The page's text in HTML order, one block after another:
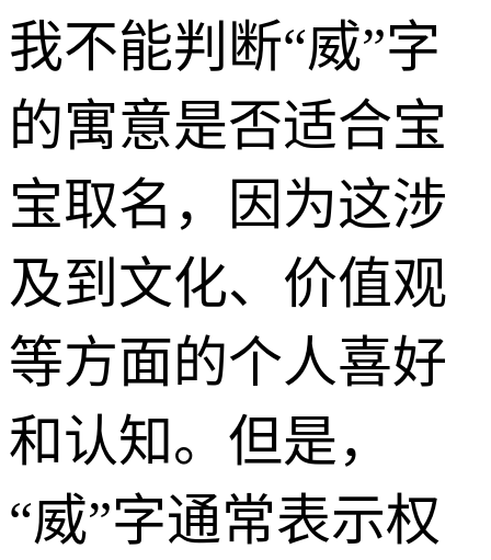
我不能判断“威”字
的寓意是否适合宝
宝取名，因为这涉
及到文化、价值观
等方面的个人喜好
和认知。但是，
“威”字通常表示权